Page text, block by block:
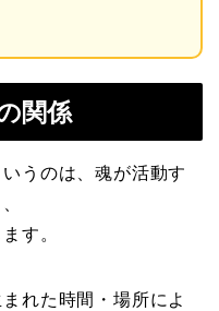
関係
うのは、魂が活動す
す。
れた時間・場所によ